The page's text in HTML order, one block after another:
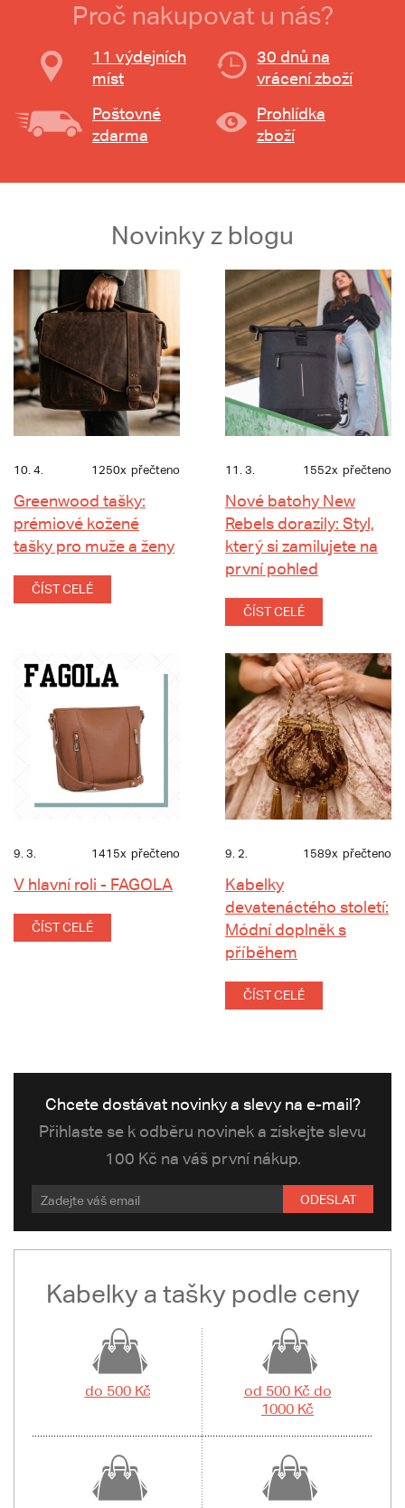
Proč nakupovat u nás?
11 výdejních
míst
30 dnů na
vrácení zboží
Poštovné
zdarma
Prohlídka
zboží
Novinky z blogu
10. 4. 1250x přečteno
Greenwood tašky:
prémiové kožené
tašky pro muže a ženy
ČÍST CELÉ
11. 3. 1552x přečteno
Nové batohy New
Rebels dorazily: Styl,
který si zamilujete na
první pohled
ČÍST CELÉ
9. 3. 1415x přečteno
V hlavní roli - FAGOLA
ČÍST CELÉ
9. 2. 1589x přečteno
Kabelky
devatenáctého století:
Módní doplněk s
příběhem
ČÍST CELÉ
Chcete dostávat novinky a slevy na e-mail?
Přihlaste se k odběru novinek a získejte slevu
100 Kč na váš první nákup.
ODESLAT
Kabelky a tašky podle ceny
do 500 Kč
od 500 Kč do
1000 Kč